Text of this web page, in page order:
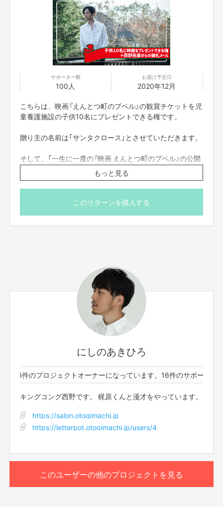
不良品、発送商品間違いの場合、着払いにて対応いたします。
にしのあきひろ
26件のプロジェクトオーナーになっています。16件のサポーターと
キングコング西野です。 梶原くんと漫才をやっています。
https://salon.otogimachi.jp
https://letterpot.otogimachi.jp/users/4
開場：15:45（予定） 上映開始：16:30（予定）
※当日のスケジュールは変更になる可能性がございます。
場所：東京国際フォーラムC
住所：〒100-0005 東京都千代田区丸の内3丁目5番1号
※詳細は追って、支援者の皆様にお送りします。映画公式
HP等へのお問い合わせはお控えください。
■試写会に関する注意事項
・コロナ感染等様々な事情により、完成披露試写会の内容
あらかじめご了承ください。
・未就学児の方のご来場はご遠慮させていただきます。
ただき、必ずスタッフの指示に従ってください。
性がございます。
・コロナ対策の為、当日検温・体調チェックを行わせてい
ただきます。
・来場前に体調が悪いと感じた方は、来場をご遠慮くださ
い。返金対応とさせて頂きます。
■プレゼントに関する注意事項
・プレゼント先はお任せ頂きます。
・プレゼント先への支援者の方のお名前のご案内ができか
・お届け予定日は「目安」です。団体の代表者様と連絡をと
りあって、都合が合うタイミングでお届けします。
サポーター数
100人
お届け予定日
2020年12月
こちらは、映画『えんとつ町のプペル』の観賞チケットを児
童養護施設の子供10名にプレゼントできる権です。
贈り主の名前は「サンタクロース」とさせていただきます。
そして、「一生に一度の『映画 えんとつ町のプペル』の公開
日」に西野亮廣から御礼のメール(そこそこ長文)を送らせ
ていただきます。
そこそこ熱めのメッセージになると思います(笑)。
■お届け予定日は「目安」です。団体の代表者様と連絡をと
りあって、都合が合うタイミングでお届けします。
もっと見る
このリターンを購入する
このユーザーの他のプロジェクトを見る